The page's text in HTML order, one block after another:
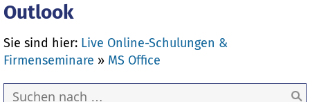
Outlook
Sie sind hier: Live Online-Schulungen &
Firmenseminare » MS Office